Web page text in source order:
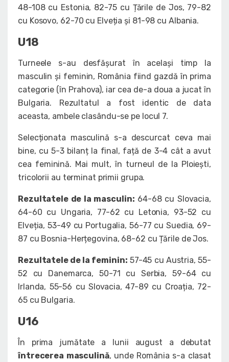
48-108 cu Estonia, 82-75 cu Țările de Jos, 79-82
cu Kosovo, 62-70 cu Elveția și 81-98 cu Albania.
U18
Turneele s-au desfășurat în același timp la
masculin și feminin, România fiind gazdă în prima
categorie (în Prahova), iar cea de-a doua a jucat în
Bulgaria. Rezultatul a fost identic de data
aceasta, ambele clasându-se pe locul 7.
Selecționata masculină s-a descurcat ceva mai
bine, cu 5-3 bilanț la final, față de 3-4 cât a avut
cea feminină. Mai mult, în turneul de la Ploiești,
tricolorii au terminat primii grupa.
Rezultatele de la masculin: 64-68 cu Slovacia,
64-60 cu Ungaria, 77-62 cu Letonia, 93-52 cu
Elveția, 53-49 cu Portugalia, 56-77 cu Suedia, 69-
87 cu Bosnia-Herțegovina, 68-62 cu Țările de Jos.
Rezultatele de la feminin: 57-45 cu Austria, 55-
52 cu Danemarca, 50-71 cu Serbia, 59-64 cu
Irlanda, 55-56 cu Slovacia, 47-89 cu Croația, 72-
65 cu Bulgaria.
U16
În prima jumătate a lunii august a debutat
întrecerea masculină, unde România s-a clasat